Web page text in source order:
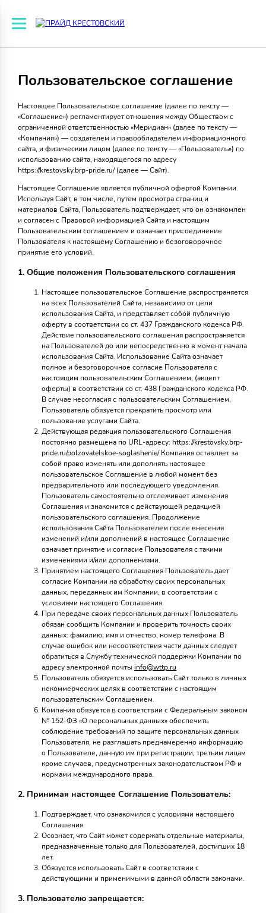
Пользовательское соглашение
Настоящее Пользовательское соглашение (далее по тексту —
«Соглашение») регламентирует отношения между Обществом с
ограниченной ответственностью «Меридиан» (далее по тексту —
«Компания») — создателем и правообладателем информационного
сайта, и физическим лицом (далее по тексту — «Пользователь») по
использованию сайта, находящегося по адресу
https://krestovsky.brp-pride.ru/ (далее — Сайт).
Настоящее Соглашение является публичной офертой Компании.
Используя Сайт, в том числе, путем просмотра страниц и
материалов Сайта, Пользователь подтверждает, что он ознакомлен
и согласен с Правовой информацией Сайта и настоящим
Пользовательским соглашением и означает присоединение
Пользователя к настоящему Соглашению и безоговорочное
принятие его условий.
1. Общие положения Пользовательского соглашения
Настоящее пользовательское Соглашение распространяется
на всех Пользователей Сайта, независимо от цели
использования Сайта, и представляет собой публичную
оферту в соответствии со ст. 437 Гражданского кодекса РФ.
Действие пользовательского соглашения распространяется
на Пользователей до или непосредственно в момент начала
использования Сайта. Использование Сайта означает
полное и безоговорочное согласие Пользователя с
настоящим пользовательским Соглашением, (акцепт
оферты) в соответствии со ст. 438 Гражданского кодекса РФ.
В случае несогласия с пользовательским Соглашением,
Пользователь обязуется прекратить просмотр или
пользование услугами Сайта.
Действующая редакция пользовательского Соглашения
постоянно размещена по URL-адресу: https://krestovsky.brp-
pride.ru/polzovatelskoe-soglashenie/ Компания оставляет за
собой право изменять или дополнять настоящее
пользовательское Соглашение в любой момент без
предварительного или последующего уведомления.
Пользователь самостоятельно отслеживает изменения
Соглашения и знакомится с действующей редакцией
пользовательского соглашения. Продолжение
использования Сайта Пользователем после внесения
изменений и/или дополнений в настоящее Соглашение
означает принятие и согласие Пользователя с такими
изменениями и/или дополнениями.
Принятием настоящего Соглашения Пользователь дает
согласие Компании на обработку своих персональных
данных, переданных им Компании, в соответствии с
условиями настоящего Соглашения.
При передаче своих персональных данных Пользователь
обязан сообщить Компании и проверить точность своих
данных: фамилию, имя и отчество, номер телефона. В
случае ошибок или несоответствия части данных следует
обратиться в Службу технической поддержки Компании по
адресу электронной почты info@wttp.ru
Пользователь обязуется использовать Сайт только в личных
некоммерческих целях в соответствии с настоящим
пользовательским Соглашением.
Компания обязуется в соответствии с Федеральным законом
№ 152-ФЗ «О персональных данных» обеспечить
соблюдение требований по защите персональных данных
Пользователя, не разглашать преднамеренно информацию
о Пользователе, данную им при регистрации, третьим лицам
кроме случаев, предусмотренных законодательством РФ и
нормами международного права.
2. Принимая настоящее Соглашение Пользователь:
Подтверждает, что ознакомился с условиями настоящего
Соглашения.
Осознает, что Сайт может содержать отдельные материалы,
предназначенные только для Пользователей, достигших 18
лет.
Обязуется использовать Сайт в соответствии с
действующими и применимыми в данной области законами.
3. Пользователю запрещается: